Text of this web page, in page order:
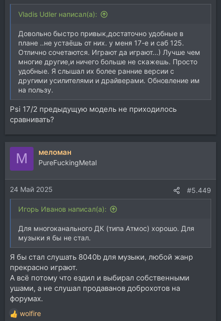
Vladis Udler написал(а):
Довольно быстро привык,достаточно удобные в
плане ..не устаёшь от них. у меня 17-е и саб 125.
Отлично сочетаются. Играют да играют...) Лучше чем
многие другие,и ничего больше не скажешь. Просто
удобные. Я слышал их более ранние версии с
другими усилителями и драйверами. Обновление им
на пользу.
Psi 17/2 предыдущую модель не приходилось
сравнивать?
М меломан
PureFuckingMetal
24 Май 2025 #5.449
Игорь Иванов написал(а):
Для многоканального ДК (типа Атмос) хорошо. Для
музыки я бы не стал.
Я бы стал слушать 8040b для музыки, любой жанр
прекрасно играют.
А всё потому что ездил и выбирал собственными
ушами, а не слушал продаванов доброхотов на
форумах.
Р wolfire